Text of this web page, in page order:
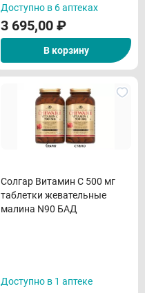
Доступно в 6 аптеках
3 695,00 ₽
В корзину
Солгар Витамин С 500 мг
таблетки жевательные
малина N90 БАД
Доступно в 1 аптеке